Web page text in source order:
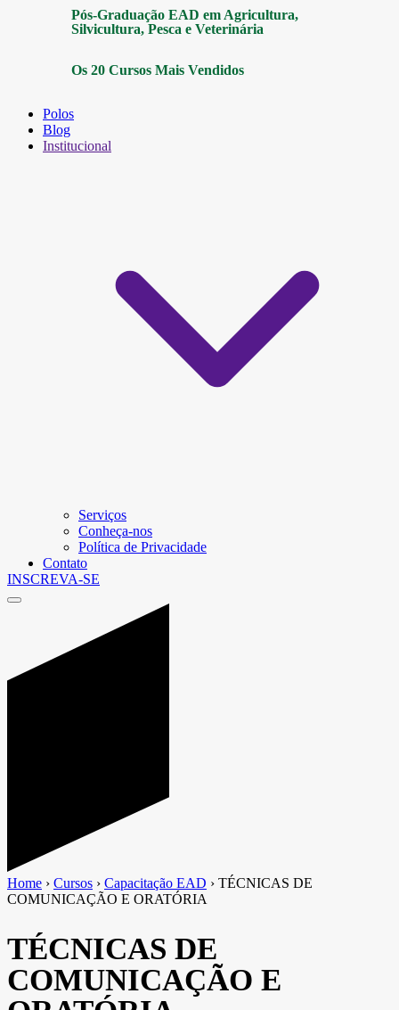
Pós-Graduação EAD em Agricultura,
Silvicultura, Pesca e Veterinária
Os 20 Cursos Mais Vendidos
Polos
Blog
Institucional
Serviços
Conheça-nos
Política de Privacidade
Contato
INSCREVA-SE
Home › Cursos › Capacitação EAD › TÉCNICAS DE
COMUNICAÇÃO E ORATÓRIA
TÉCNICAS DE
COMUNICAÇÃO E